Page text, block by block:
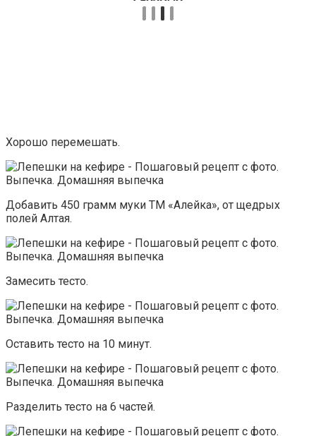
Хорошо перемешать.
Добавить 450 грамм муки ТМ «Алейка», от щедрых
полей Алтая.
Замесить тесто.
Оставить тесто на 10 минут.
Разделить тесто на 6 частей.